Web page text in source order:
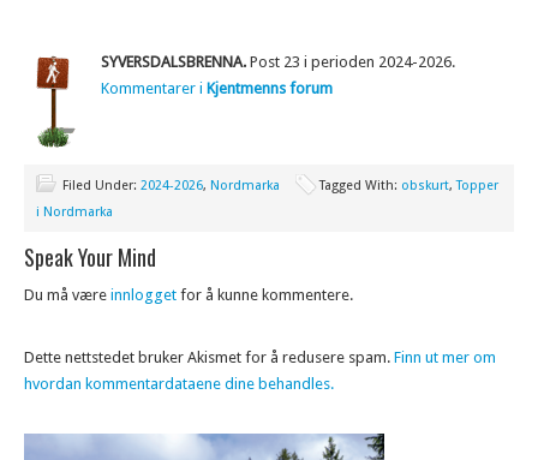
SYVERSDALSBRENNA. Post 23 i perioden 2024-2026.
Kommentarer i Kjentmenns forum
Filed Under: 2024-2026, Nordmarka Tagged With: obskurt,Topper
i Nordmarka
Speak Your Mind
Du må være innlogget for å kunne kommentere.
Dette nettstedet bruker Akismet for å redusere spam. Finn ut mer om
hvordan kommentardataene dine behandles.